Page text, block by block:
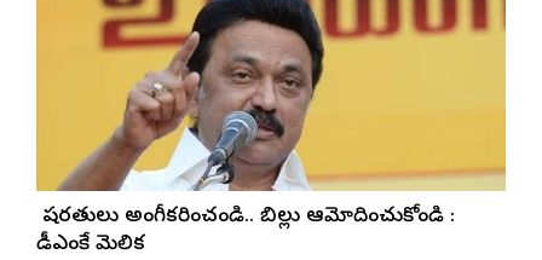
మా షరతులు అంగీకరించండి.. బిల్లు ఆమోదించుకోండి :
డీఎంకే మెలిక